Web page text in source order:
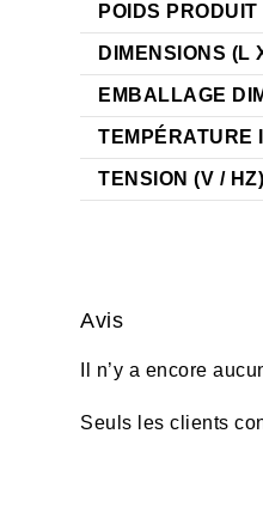
POIDS PRODUIT
DIMENSIONS (L
EMBALLAGE
TEMPÉRATURE
TENSION (V / HZ)
Avis
Il n’y a encore
Seuls les clients